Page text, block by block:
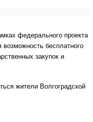
федерального проекта
возможность бесплатного
закупок и
жители Волгоградской